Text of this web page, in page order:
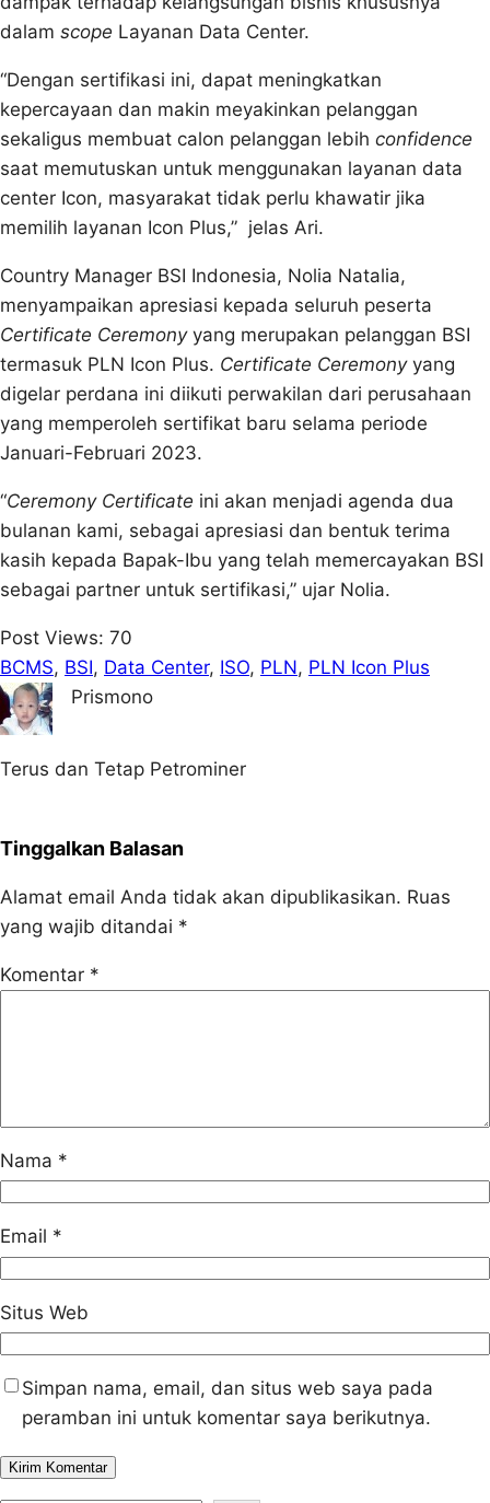
dalam scope Layanan Data Center.
“Dengan sertifikasi ini, dapat meningkatkan
kepercayaan dan makin meyakinkan pelanggan
sekaligus membuat calon pelanggan lebih confidence
saat memutuskan untuk menggunakan layanan data
center Icon, masyarakat tidak perlu khawatir jika
memilih layanan Icon Plus,” jelas Ari.
Country Manager BSI Indonesia, Nolia Natalia,
menyampaikan apresiasi kepada seluruh peserta
Certificate Ceremonyyang merupakan pelanggan BSI
termasuk PLN Icon Plus. Certificate Ceremonyyang
digelar perdana ini diikuti perwakilan dari perusahaan
yang memperoleh sertifikat baru selama periode
Januari-Februari 2023.
“Ceremony Certificate ini akan menjadi agenda dua
bulanan kami, sebagai apresiasi dan bentuk terima
kasih kepada Bapak-Ibu yang telah memercayakan BSI
sebagai partner untuk sertifikasi,” ujar Nolia.
Post Views: 70
BCMS, BSI, Data Center, ISO, PLN, PLN Icon Plus
Prismono
Terus dan Tetap Petrominer
Tinggalkan Balasan
Alamat email Anda tidak akan dipublikasikan. Ruas
yang wajib ditandai *
Komentar *
Nama *
Email *
Situs Web
Simpan nama, email, dan situs web saya pada
peramban ini untuk komentar saya berikutnya.